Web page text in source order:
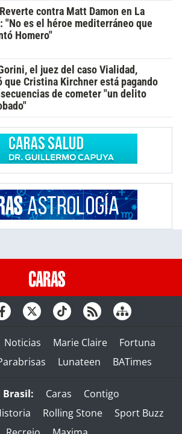
contra Matt Damon en La
"No es el héroe mediterráneo que
Homero"
el juez del caso Vialidad,
que Cristina Kirchner está pagando
de cometer "un delito
Noticias Marie Claire
Fortuna
Lunateen BATimes
Brasil: Caras
Contigo
Rolling Stone
Sport Buzz